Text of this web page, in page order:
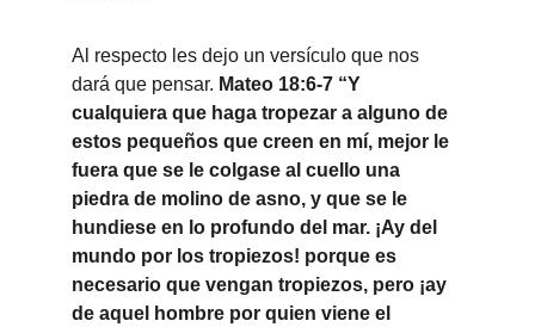
Al respecto les dejo un versículo que nos
dará que pensar. Mateo 18:6-7 “Y
cualquiera que haga tropezar a alguno de
estos pequeños que creen en mí, mejor le
fuera que se le colgase al cuello una
piedra de molino de asno, y que se le
hundiese en lo profundo del mar. ¡Ay del
mundo por los tropiezos! porque es
necesario que vengan tropiezos, pero ¡ay
de aquel hombre por quien viene el